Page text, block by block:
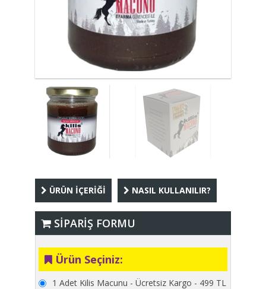
ÜRÜN İÇERİĞİ NASIL KULLANILIR?
SİPARİŞ FORMU
Ürün Seçiniz:
1 Adet Kilis Macunu - Ücretsiz Kargo - 499 TL